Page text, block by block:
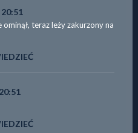
teraz leży zakurzony na